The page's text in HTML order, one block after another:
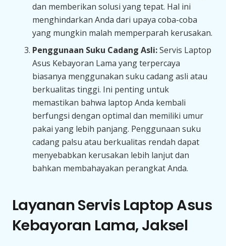
dan memberikan solusi yang tepat. Hal ini
menghindarkan Anda dari upaya coba-coba
yang mungkin malah memperparah kerusakan.
Penggunaan Suku Cadang Asli:Servis Laptop
Asus Kebayoran Lama yang terpercaya
biasanya menggunakan suku cadang asli atau
berkualitas tinggi. Ini penting untuk
memastikan bahwa laptop Anda kembali
berfungsi dengan optimal dan memiliki umur
pakai yang lebih panjang. Penggunaan suku
cadang palsu atau berkualitas rendah dapat
menyebabkan kerusakan lebih lanjut dan
bahkan membahayakan perangkat Anda.
Layanan Servis Laptop Asus
Kebayoran Lama, Jaksel